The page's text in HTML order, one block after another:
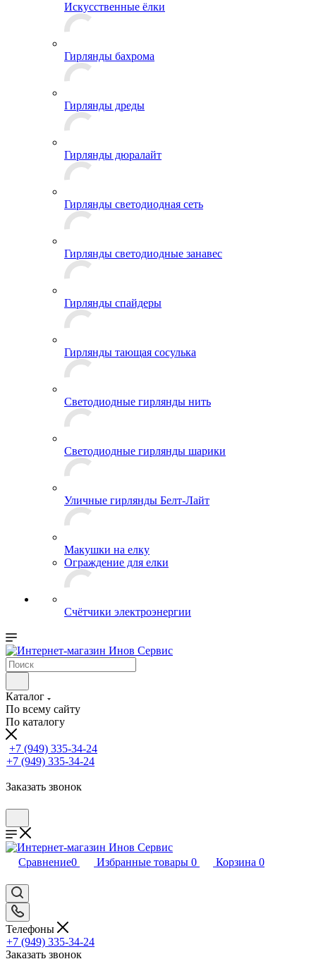
Искусственные ёлки
Гирлянды бахрома
Гирлянды дреды
Гирлянды дюралайт
Гирлянды светодиодная сеть
Гирлянды светодиодные занавес
Гирлянды спайдеры
Гирлянды тающая сосулька
Светодиодные гирлянды нить
Светодиодные гирлянды шарики
Уличные гирлянды Белт-Лайт
Макушки на елку
Ограждение для елки
Счётчики электроэнергии
Каталог
По всему сайту
По каталогу
+7 (949) 335-34-24
+7 (949) 335-34-24
Заказать звонок
Сравнение0 Избранные товары 0 Корзина 0
Телефоны
+7 (949) 335-34-24
Заказать звонок